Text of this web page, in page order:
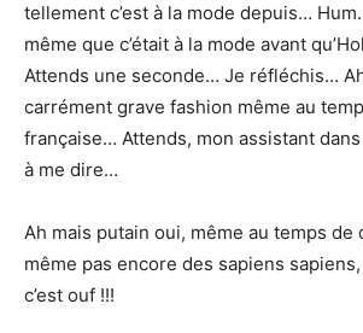
tellement c’est à la mode depuis…
même que c’était à la mode avant
Attends une seconde… Je réfléchis…
carrément grave fashion même au
française… Attends, mon assistant
à me dire…
Ah mais putain oui, même au temps de
même pas encore des sapiens sapiens,
c’est ouf !!!